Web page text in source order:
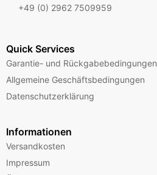
+49 (0) 2962 7509959
Quick Services
Garantie- und Rückgabebedingungen
Allgemeine Geschäftsbedingungen
Datenschutzerklärung
Informationen
Versandkosten
Impressum